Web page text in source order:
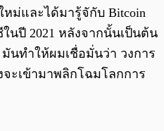
หม่และได้มารู้จักับ Bitcoin
นปี 2021 หลังจากนั้นเป็นต้น
นทำให้ผมเชื่อมั่นว่า วงการ
ะเข้ามาพลิกโฉมโลกการ